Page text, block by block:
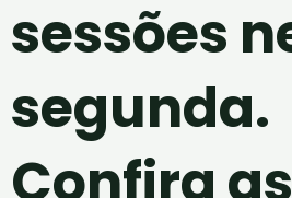
sessões
segunda.
Confira as